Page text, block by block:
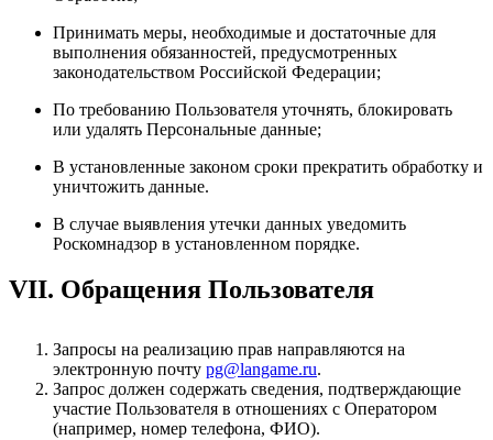
Принимать меры, необходимые и достаточные для
выполнения обязанностей, предусмотренных
законодательством Российской Федерации;
По требованию Пользователя уточнять, блокировать
или удалять Персональные данные;
В установленные законом сроки прекратить обработку и
уничтожить данные.
В случае выявления утечки данных уведомить
Роскомнадзор в установленном порядке.
VII. Обращения Пользователя
Запросы на реализацию прав направляются на
электронную почту pg@langame.ru.
Запрос должен содержать сведения, подтверждающие
участие Пользователя в отношениях с Оператором
(например, номер телефона, ФИО).